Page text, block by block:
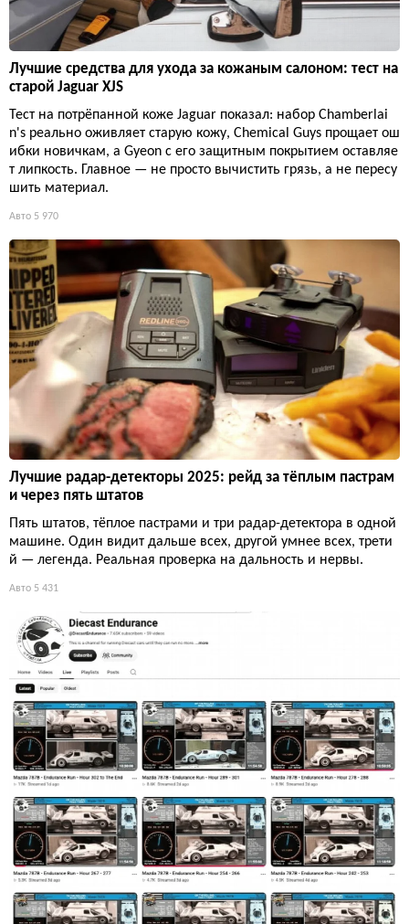
Лучшие средства для ухода за кожаным салоном: тест на
старой Jaguar XJS
Тест на потрёпанной коже Jaguar показал: набор Chamberlai
n's реально оживляет старую кожу, Chemical Guys прощает ош
ибки новичкам, а Gyeon с его защитным покрытием оставляе
т липкость. Главное — не просто вычистить грязь, а не пересу
шить материал.
Авто 5 970
Лучшие радар-детекторы 2025: рейд за тёплым пастрам
и через пять штатов
Пять штатов, тёплое пастрами и три радар-детектора в одной
машине. Один видит дальше всех, другой умнее всех, трети
й — легенда. Реальная проверка на дальность и нервы.
Авто 5 431